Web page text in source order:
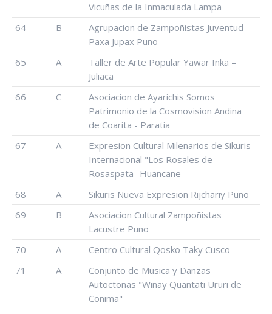
Vicuñas de la Inmaculada Lampa
64
B
Agrupacion de Zampoñistas Juventud
Paxa Jupax Puno
65
A
Taller de Arte Popular Yawar Inka –
Juliaca
66
C
Asociacion de Ayarichis Somos
Patrimonio de la Cosmovision Andina
de Coarita - Paratia
67
A
Expresion Cultural Milenarios de Sikuris
Internacional "Los Rosales de
Rosaspata -Huancane
68
A
Sikuris Nueva Expresion Rijchariy Puno
69
B
Asociacion Cultural Zampoñistas
Lacustre Puno
70
A
Centro Cultural Qosko Taky Cusco
71
A
Conjunto de Musica y Danzas
Autoctonas "Wiñay Quantati Ururi de
Conima"